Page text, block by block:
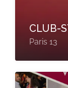
CLUB-
Paris 13